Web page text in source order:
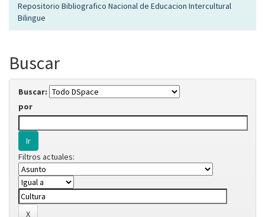
Repositorio Bibliografico Nacional de Educacion Intercultural
Bilingue
Buscar
Buscar:
por
Filtros actuales: